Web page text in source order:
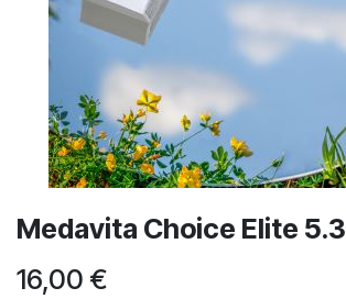
Medavita Choice Elite 5.3
16,00 €